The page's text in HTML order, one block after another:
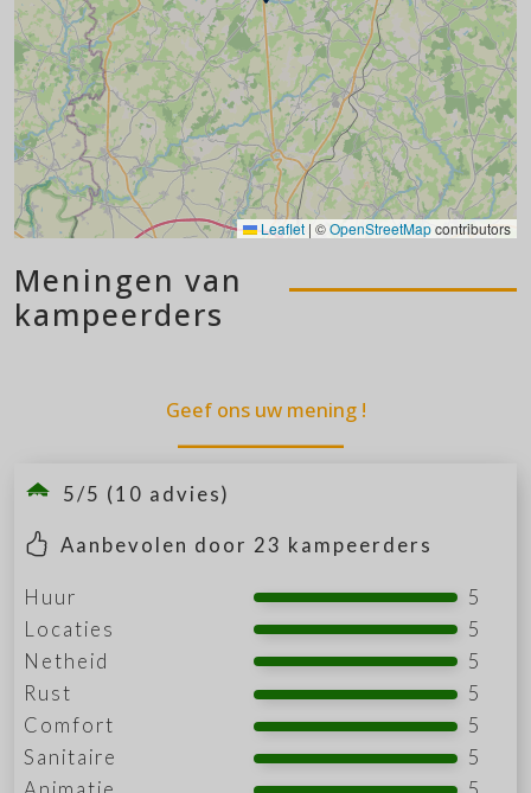
Leaflet | ©OpenStreetMapcontributors
Meningen van
kampeerders
Geef ons uw mening !
5/5 (10 advies)
Aanbevolen door 23 kampeerders
Huur
5
Locaties
5
Netheid
5
Rust
5
Comfort
5
Sanitaire
5